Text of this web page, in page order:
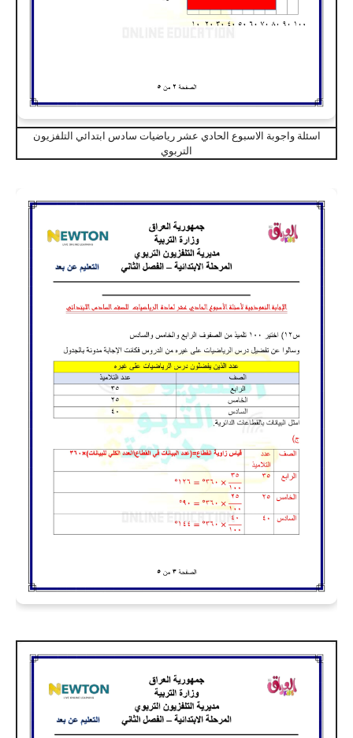
اسئلة واجوبة الاسبوع الحادي عشر رياضيات سادس ابتدائي التلفزيون
التربوي